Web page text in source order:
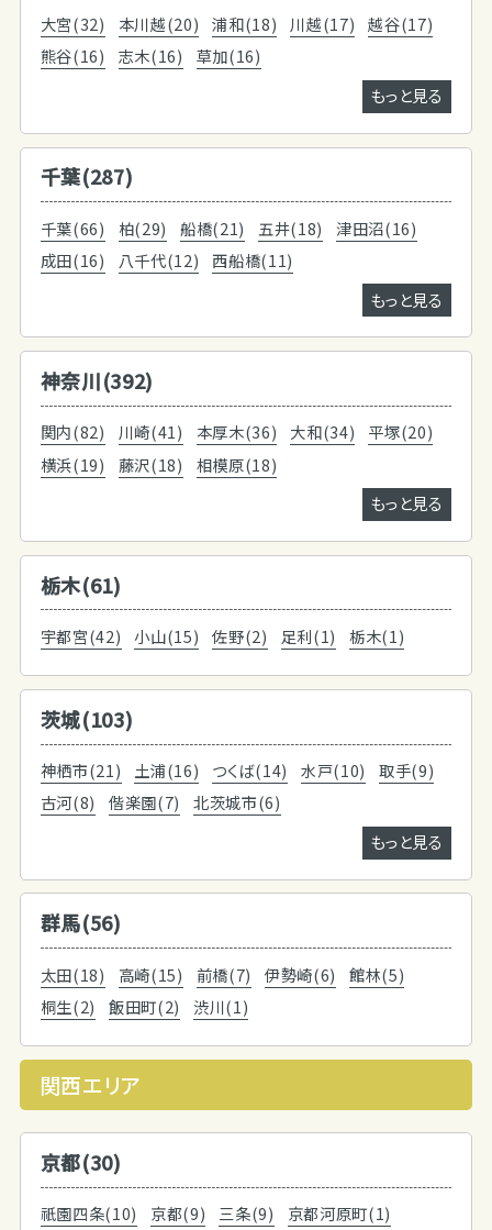
大宮(32) 本川越(20) 浦和(18) 川越(17)
越谷(17)
熊谷(16)
志木(16)
草加(16)
もっと見る
千葉(287)
千葉(66) 柏(29) 船橋(21) 五井(18)
津田沼(16)
成田(16)
八千代(12)
西船橋(11)
もっと見る
神奈川(392)
関内(82) 川崎(41) 本厚木(36) 大和(34)
平塚(20)
横浜(19)
藤沢(18)
相模原(18)
もっと見る
栃木(61)
宇都宮(42) 小山(15) 佐野(2) 足利(1) 栃木(1)
茨城(103)
神栖市(21) 土浦(16) つくば(14) 水戸(10)
取手(9)
古河(8)
偕楽園(7)
北茨城市(6)
もっと見る
群馬(56)
太田(18) 高崎(15) 前橋(7) 伊勢崎(6)
館林(5)
桐生(2)
飯田町(2) 渋川(1)
関西エリア
京都(30)
祇園四条(10) 京都(9) 三条(9)
京都河原町(1)